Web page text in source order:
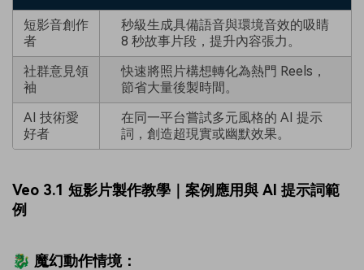
短影音創作
者
秒級生成具備語音與環境音效的吸睛
8 秒故事片段，提升內容張力。
社群意見領
袖
快速將照片構想轉化為熱門 Reels，
節省大量後製時間。
AI 技術愛
好者
在同一平台嘗試多元風格的 AI 提示
詞，創造超現實或幽默效果。
Veo 3.1 短影片製作教學｜案例應用與 AI 提示詞範
例
🐉 魔幻動作情境：